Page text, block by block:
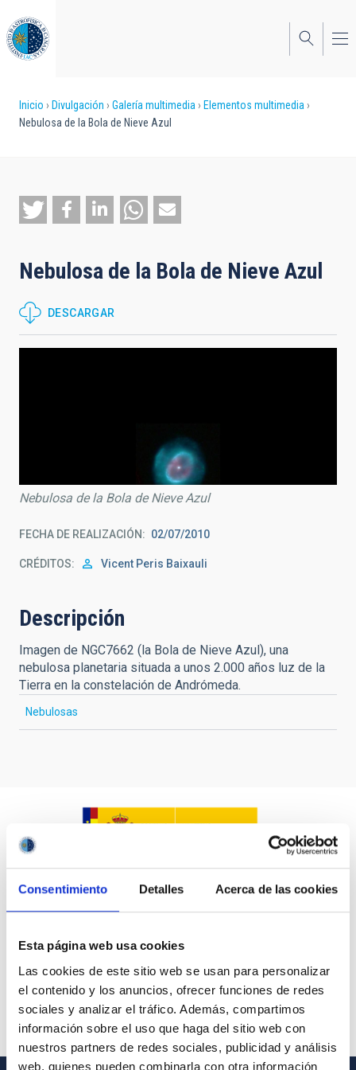
Consentimiento Detalles Acerca de las cookies
Esta página web usa cookies
Las cookies de este sitio web se usan para personalizar
el contenido y los anuncios, ofrecer funciones de redes
sociales y analizar el tráfico. Además, compartimos
información sobre el uso que haga del sitio web con
nuestros partners de redes sociales, publicidad y análisis
web, quienes pueden combinarla con otra información
al
contenido
principal
Sobrescribir
ayuda
a
navegación
Inicio Divulgación Galería multimedia
Elementos multimedia
Nebulosa de la Bola de Nieve Azul
Nebulosa de la Bola de Nieve Azul
DESCARGAR
Nebulosa de la Bola de Nieve Azul
FECHA DE REALIZACIÓN 02/07/2010
CRÉDITOS Vicent Peris Baixauli
Descripción
Imagen de NGC7662 (la Bola de Nieve Azul), una
nebulosa planetaria situada a unos 2.000 años luz de la
Tierra en la constelación de Andrómeda.
Nebulosas